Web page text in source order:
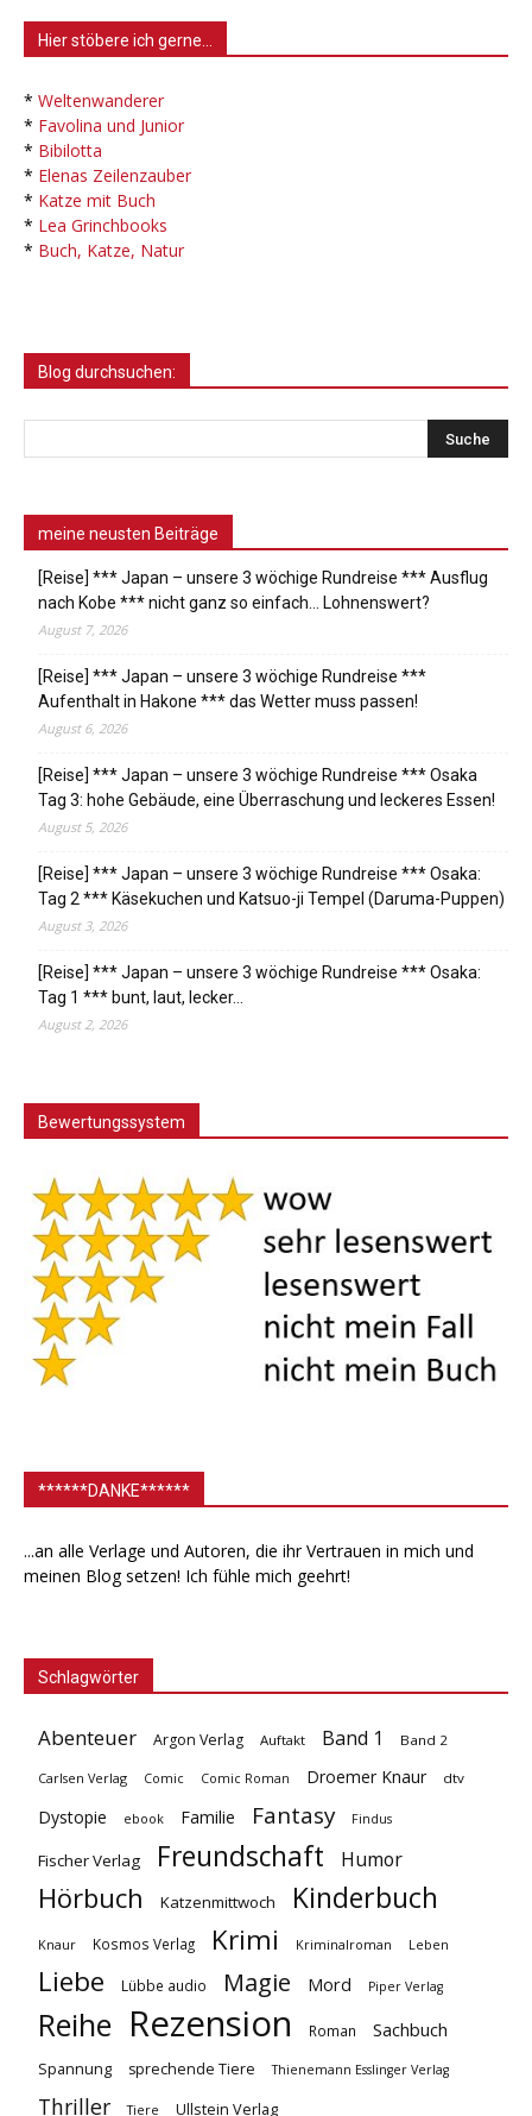
Hier stöbere ich gerne…
* Weltenwanderer
* Favolina und Junior
* Bibilotta
* Elenas Zeilenzauber
* Katze mit Buch
* Lea Grinchbooks
* Buch, Katze, Natur
Blog durchsuchen:
meine neusten Beiträge
[Reise] *** Japan – unsere 3 wöchige Rundreise *** Ausflug
nach Kobe *** nicht ganz so einfach… Lohnenswert?
August 7, 2026
[Reise] *** Japan – unsere 3 wöchige Rundreise ***
Aufenthalt in Hakone *** das Wetter muss passen!
August 6, 2026
[Reise] *** Japan – unsere 3 wöchige Rundreise *** Osaka
Tag 3: hohe Gebäude, eine Überraschung und leckeres Essen!
August 5, 2026
[Reise] *** Japan – unsere 3 wöchige Rundreise *** Osaka:
Tag 2 *** Käsekuchen und Katsuo-ji Tempel (Daruma-Puppen)
August 3, 2026
[Reise] *** Japan – unsere 3 wöchige Rundreise *** Osaka:
Tag 1 *** bunt, laut, lecker…
August 2, 2026
Bewertungssystem
******DANKE******
...an alle Verlage und Autoren, die ihr Vertrauen in mich und
meinen Blog setzen! Ich fühle mich geehrt!
Schlagwörter
Abenteuer Argon Verlag Auftakt Band 1 Band 2
Carlsen Verlag Comic Comic Roman Droemer Knaur dtv
Dystopie ebook Familie Fantasy Findus
Fischer Verlag Freundschaft Humor
Hörbuch Katzenmittwoch Kinderbuch
Knaur Kosmos Verlag Krimi Kriminalroman Leben
Liebe Lübbe audio Magie Mord Piper Verlag
Reihe Rezension Roman Sachbuch
Spannung sprechende Tiere Thienemann Esslinger Verlag
Thriller Tiere Ullstein Verlag